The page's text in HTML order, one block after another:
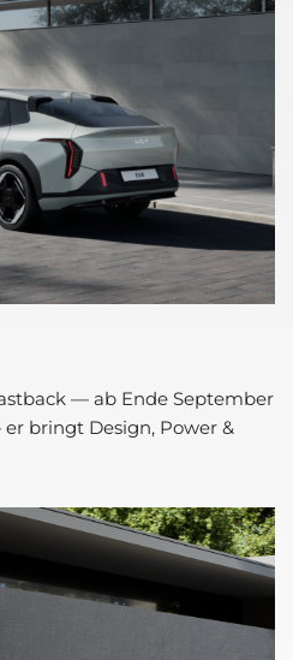
— ab Ende Sep­tem­ber
bringt Design, Power &